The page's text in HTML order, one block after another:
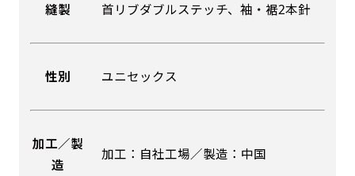
縫製 首リブダブルステッチ、袖・裾2本針
性別 ユニセックス
加工／製
造
加工：自社工場／製造：中国
のぼりだけでなく、ポスターも作れます。
のぼり旗と同じデザインで飾れば宣伝効果UP!
布A1ポスター(84x60)
のぼりだけでなく、ポスターも作れます。
のぼり旗と同じデザインで飾れば宣伝効果UP!